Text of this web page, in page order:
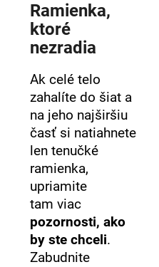
Ramienka,
ktoré
nezradia
Ak celé telo
zahalíte do šiat a
na jeho najširšiu
časť si natiahnete
len tenučké
ramienka,
upriamite
tam viac
pozornosti, ako
by ste chceli.
Zabudnite